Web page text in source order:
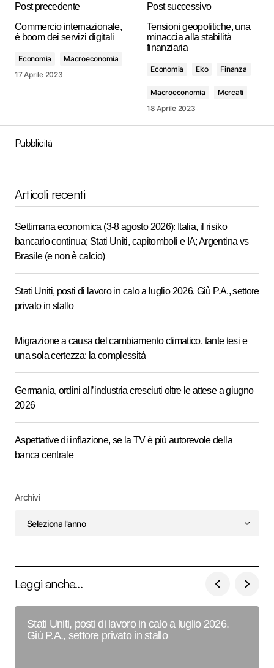
Post precedente
Commercio internazionale,
è boom dei servizi digitali
Economia
Macroeconomia
17 Aprile 2023
Post successivo
Tensioni geopolitiche, una
minaccia alla stabilità
finanziaria
Economia Eko Finanza
Macroeconomia
Mercati
18 Aprile 2023
Pubblicità
Articoli recenti
Settimana economica (3-8 agosto 2026): Italia, il risiko
bancario continua; Stati Uniti, capitomboli e IA; Argentina vs
Brasile (e non è calcio)
Stati Uniti, posti di lavoro in calo a luglio 2026. Giù P.A., settore
privato in stallo
Migrazione a causa del cambiamento climatico, tante tesi e
una sola certezza: la complessità
Germania, ordini all’industria cresciuti oltre le attese a giugno
2026
Aspettative di inflazione, se la TV è più autorevole della
banca centrale
Archivi
Leggi anche...
Stati Uniti, posti di lavoro in calo a luglio 2026.
Giù P.A., settore privato in stallo